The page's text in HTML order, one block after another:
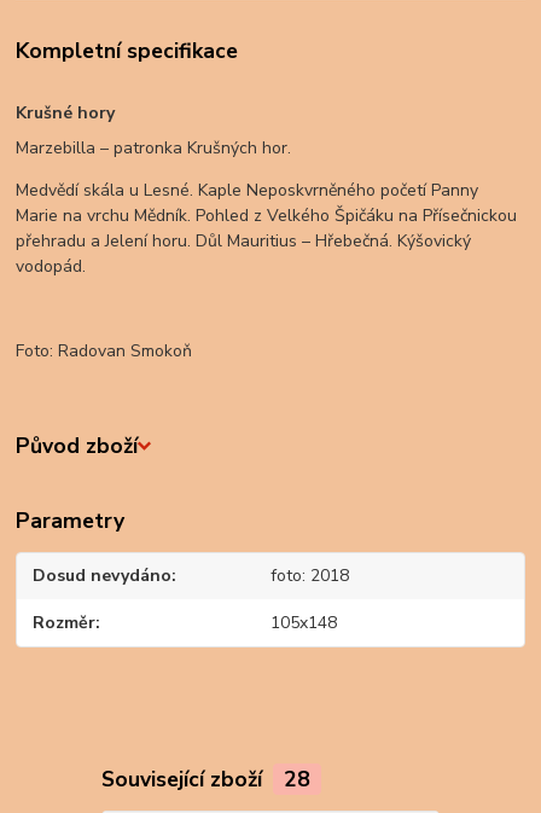
Kompletní specifikace
Krušné hory
Marzebilla – patronka Krušných hor.
Medvědí skála u Lesné. Kaple Neposkvrněného početí Panny
Marie na vrchu Mědník. Pohled z Velkého Špičáku na Přísečnickou
přehradu a Jelení horu. Důl Mauritius – Hřebečná. Kýšovický
vodopád.
Foto: Radovan Smokoň
Původ zboží
Parametry
Dosud nevydáno foto: 2018
Rozměr 105x148
Související zboží 28